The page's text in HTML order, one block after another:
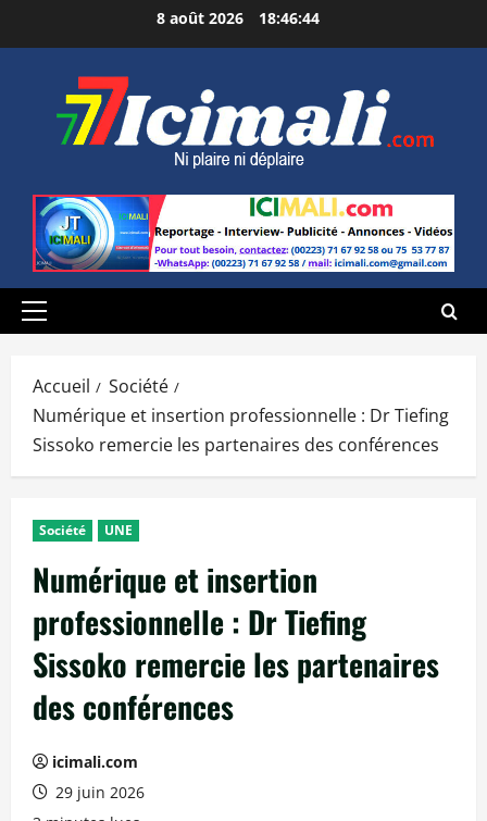
au
8 août 2026 18:46:45
Menu
Accueil
Société
Numérique et insertion professionnelle : Dr Tiefing
Sissoko remercie les partenaires des conférences
Société UNE
Numérique et insertion
professionnelle : Dr Tiefing
Sissoko remercie les partenaires
des conférences
icimali.com
29 juin 2026